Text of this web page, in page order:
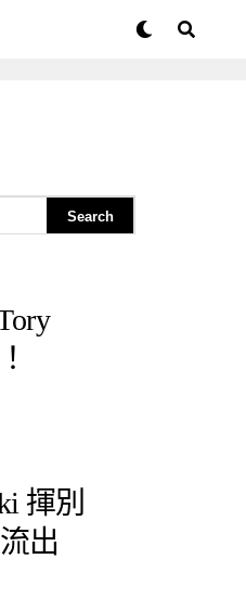
揮別
出